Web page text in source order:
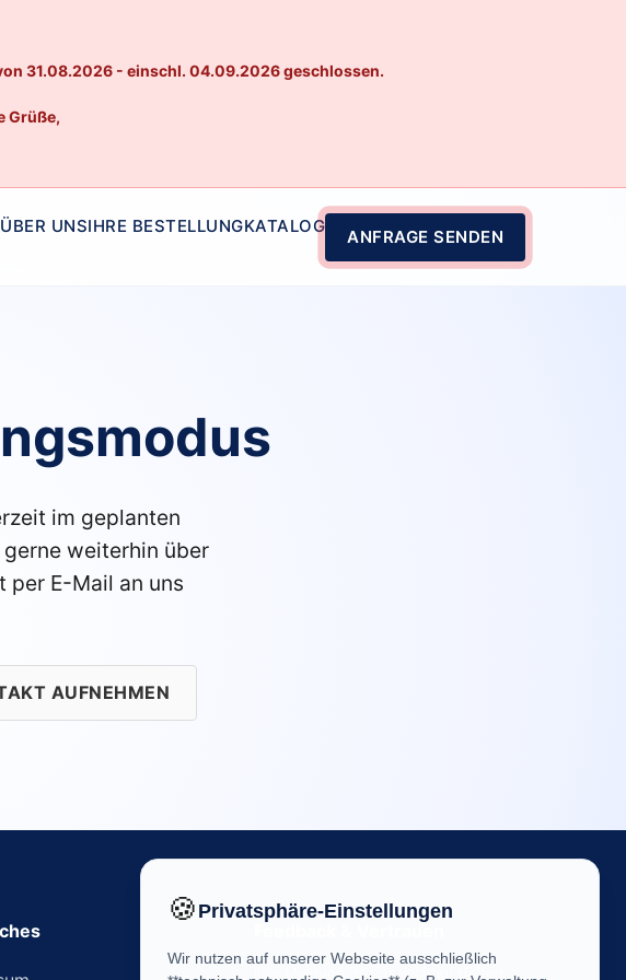
31.08.2026 - einschl. 04.09.2026 geschlossen.
Grüße,
ÜBER UNSIHRE BESTELLUNGKATALOG
ANFRAGE SENDEN
im geplanten
weiterhin über
per E-Mail an uns
AUFNEHMEN
Ihre Meinung ist uns wichtig! Helfen
🍪Privatsphäre-Einstellungen
Wir nutzen auf unserer Webseite ausschließlich